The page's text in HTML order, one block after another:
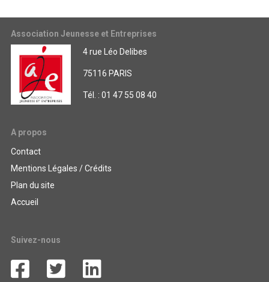
Association Jeunesse et Entreprises
4 rue Léo Delibes
75116 PARIS
Tél. : 01 47 55 08 40
A propos
Contact
Mentions Légales / Crédits
Plan du site
Accueil
Suivez-nous